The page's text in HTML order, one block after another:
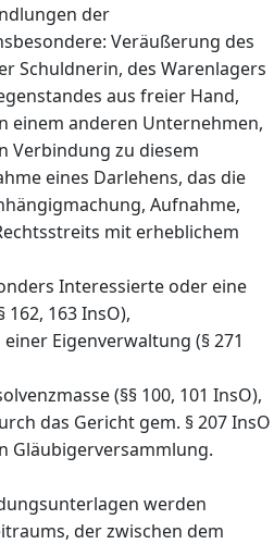
der
Veräußerung des
Schuldnerin, des Warenlagers
aus freier Hand,
einem anderen Unternehmen,
Verbindung zu diesem
eines Darlehens, das die
Aufnahme,
mit erheblichem
Interessierte oder eine
163 InsO),
Eigenverwaltung (§ 271
(§§ 100, 101 InsO),
das Gericht gem. § 207 InsO
Gläubigerversammlung.
werden
der zwischen dem